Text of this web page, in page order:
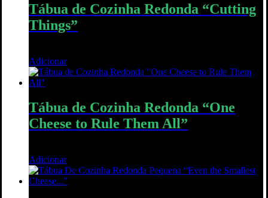
Tábua de Cozinha Redonda “Cutting
Things”
Adicionar
Tábua de Cozinha Redonda “One
Cheese to Rule Them All”
Adicionar